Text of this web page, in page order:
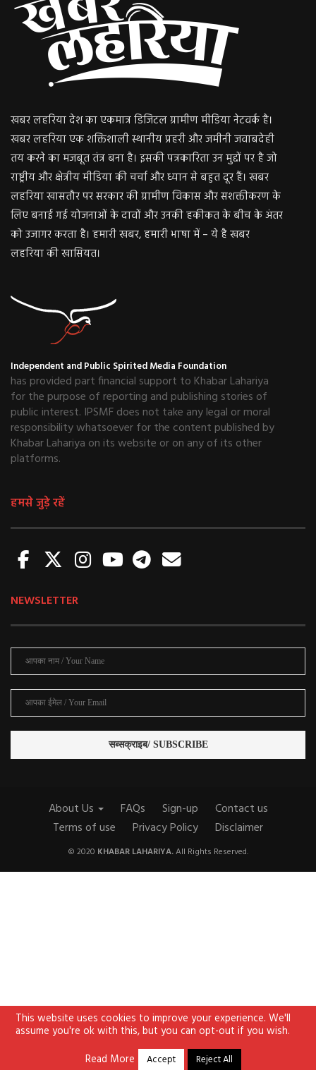
खबर लहरिया देश का एकमात्र डिजिटल ग्रामीण मीडिया नेटवर्क है।
खबर लहरिया एक शक्तिशाली स्थानीय प्रहरी और जमीनी जवाबदेही
तय करने का मजबूत तंत्र बना है। इसकी पत्रकारिता उन मुद्दों पर है जो
राष्ट्रीय और क्षेत्रीय मीडिया की चर्चा और ध्यान से बहुत दूर हैं। खबर
लहरिया खासतौर पर सरकार की ग्रामीण विकास और सशक्तीकरण के
लिए बनाई गई योजनाओं के दावों और उनकी हकीकत के बीच के अंतर
को उजागर करता है। हमारी खबर, हमारी भाषा में – ये है खबर
लहरिया की खासियत।
Independent and Public Spirited Media Foundation
has provided part financial support to Khabar Lahariya
for the purpose of reporting and publishing stories of
public interest. IPSMF does not take any legal or moral
responsibility whatsoever for the content published by
Khabar Lahariya on its website or on any of its other
platforms.
हमसे जुड़े रहें
NEWSLETTER
About Us FAQs Sign-up
Contact us
Terms of use
Privacy Policy Disclaimer
© 2020 KHABAR LAHARIYA.All Rights Reserved.
This website uses cookies to improve your experience. We'll
assume you're ok with this, but you can opt-out if you wish.
Read More
Accept Reject All